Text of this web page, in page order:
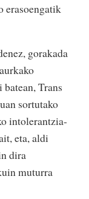
erasoengatik
gorakada
Trans
sortutako
intolerantzia-
eta, aldi
dira
muturra